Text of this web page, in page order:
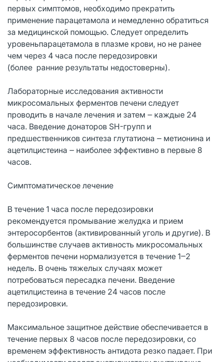
первых симптомов, необходимо прекратить
применение парацетамола и немедленно обратиться
за медицинской помощью. Следует определить
уровеньпарацетамола в плазме крови, но не ранее
чем через 4 часа после передозировки
(более ранние результаты недостоверны).
Лабораторные исследования активности
микросомальных ферментов печени следует
проводить в начале лечения и затем ‒ каждые 24
часа. Введение донаторов SH-групп и
предшественников синтеза глутатиона ‒ метионина и
ацетилцистеина ‒ наиболее эффективно в первые 8
часов.
Симптоматическое лечение
В течение 1 часа после передозировки
рекомендуется промывание желудка и прием
энтеросорбентов (активированный уголь и другие). В
большинстве случаев активность микросомальных
ферментов печени нормализуется в течение 1‒2
недель. В очень тяжелых случаях может
потребоваться пересадка печени. Введение
ацетилцистеина в течение 24 часов после
передозировки.
Максимальное защитное действие обеспечивается в
течение первых 8 часов после передозировки, со
временем эффективность антидота резко падает. При